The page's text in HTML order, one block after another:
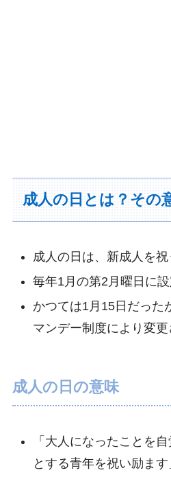
成人の日とは？その
成人の日は、新成人を祝
毎年1月の第2月曜日に設
かつては1月15日だった
マンデー制度により変更
成人の日の意味
「大人になったことを
とする青年を祝い励ま